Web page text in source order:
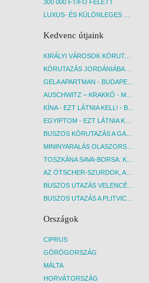
300 000 FT/FŐ FELETT
Kedvenc útjaink
KIRÁLYI VÁROSOK KÖRUTAZÁS KÖZVETLEN REPÜLŐJÁRATTAL - BUDAPEST, REPÜLŐ
Országok
CIPRUS
GÖRÖGORSZÁG
MÁLTA
HORVÁTORSZÁG